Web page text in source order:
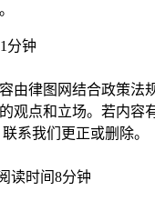
分钟
由律图网结合政策法
观点和立场。若内容
系我们更正或删除。
读时间8分钟